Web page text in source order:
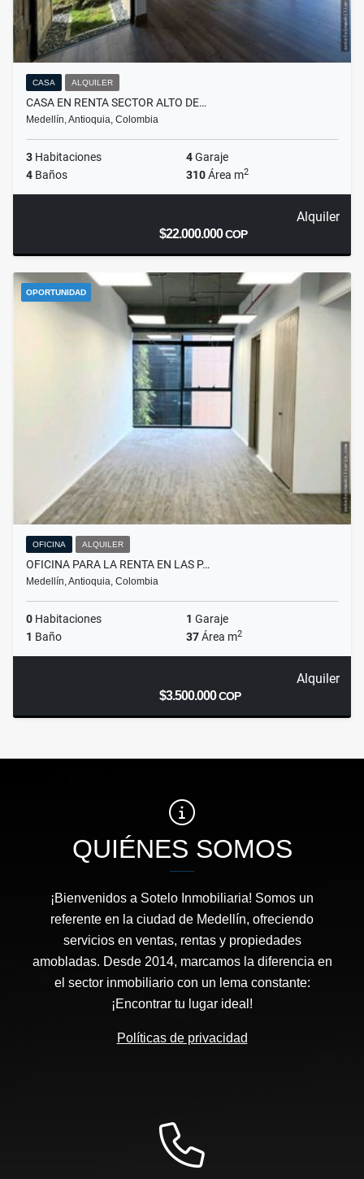
CASA ALQUILER
CASA EN RENTA SECTOR ALTO DE…
Medellín, Antioquia, Colombia
3 Habitaciones 4Garaje
4 Baños 310Área m2
Alquiler
$22.000.000COP
OPORTUNIDAD
OFICINA ALQUILER
OFICINA PARA LA RENTA EN LAS P…
Medellín, Antioquia, Colombia
0 Habitaciones 1 Garaje
1 Baño 37Área m2
Alquiler
$3.500.000COP
QUIÉNES SOMOS
¡Bienvenidos a Sotelo Inmobiliaria! Somos un
referente en la ciudad de Medellín, ofreciendo
servicios en ventas, rentas y propiedades
amobladas. Desde 2014, marcamos la diferencia en
el sector inmobiliario con un lema constante:
¡Encontrar tu lugar ideal!
Políticas de privacidad